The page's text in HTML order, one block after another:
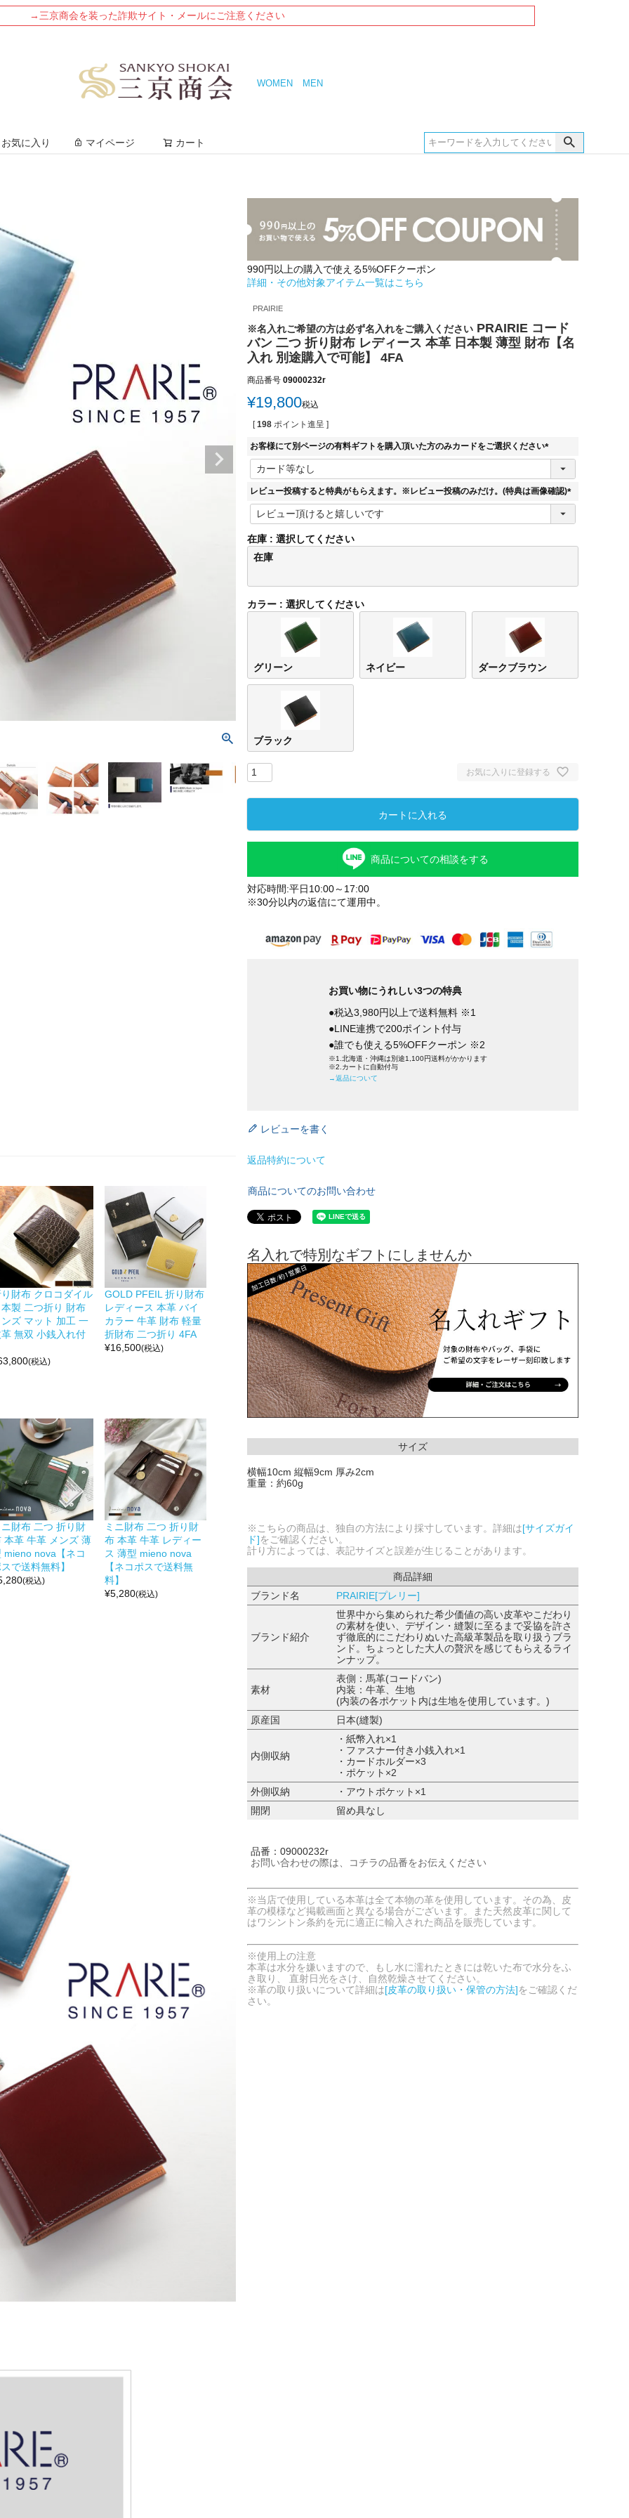
→三京商会を装った詐欺サイト・メールにご注意ください
WOMEN MEN
お気に入り マイページ カート
財布 クロコダイル
製 二つ折り 財布
ズ マット 加工 一
無双 小銭入れ付
(税込)
GOLD PFEIL 折り財布
レディース 本革 バイ
カラー 牛革 財布 軽量
折財布 二つ折り 4FA
¥16,500(税込)
財布 二つ 折り財
本革 牛革 メンズ 薄
mieno nova【ネコ
で送料無料】
(税込)
ミニ財布 二つ 折り財
布 本革 牛革 レディー
ス 薄型 mieno nova
【ネコポスで送料無
料】
¥5,280(税込)
990円以上の購入で使える5%OFFクーポン
詳細・その他対象アイテム一覧はこちら
PRAIRIE
※名入れご希望の方は必ず名入れをご購入ください PRAIRIE コード
バン 二つ 折り財布 レディース 本革 日本製 薄型 財布【名
入れ 別途購入で可能】 4FA
商品番号 09000232r
¥19,800税込
[ 198 ポイント進呈 ]
お客様にて別ページの有料ギフトを購入頂いた方のみカードをご選択ください
(
須
レビュー投稿すると特典がもらえます。※レビュー投稿のみだけ。(特典は画像確認)
(
)
在庫
選択してください
在庫
カラー 選択してください
グリーン ネイビー ダークブラウン
ブラック
お気に入りに登録する
カートに入れる
商品についての相談をする
対応時間:平日10:00～17:00
※30分以内の返信にて運用中。
お買い物にうれしい3つの特典
●税込3,980円以上で送料無料 ※1
●LINE連携で200ポイント付与
●誰でも使える5%OFFクーポン ※2
※1.北海道・沖縄は別途1,100円送料がかかります
※2.カートに自動付与
→返品について
レビューを書く
返品特約について
商品についてのお問い合わせ
名入れで特別なギフトにしませんか
サイズ
横幅10cm 縦幅9cm 厚み2cm
重量：約60g
※こちらの商品は、独自の方法により採寸しています。詳細は[サイズガイ
ド]をご確認ください。
計り方によっては、表記サイズと誤差が生じることがあります。
商品詳細
ブランド名
PRAIRIE[プレリー]
ブランド紹介
世界中から集められた希少価値の高い皮革やこだわり
の素材を使い、デザイン・縫製に至るまで妥協を許さ
ず徹底的にこだわりぬいた高級革製品を取り扱うブラ
ンド。ちょっとした大人の贅沢を感じてもらえるライ
ンナップ。
素材
表側：馬革(コードバン)
内装：牛革、生地
(内装の各ポケット内は生地を使用しています。)
原産国
日本(縫製)
内側収納
・紙幣入れ×1
・ファスナー付き小銭入れ×1
・カードホルダー×3
・ポケット×2
外側収納
・アウトポケット×1
開閉
留め具なし
品番：09000232r
お問い合わせの際は、コチラの品番をお伝えください
※当店で使用している本革は全て本物の革を使用しています。その為、皮
革の模様など掲載画面と異なる場合がございます。また天然皮革に関して
はワシントン条約を元に適正に輸入された商品を販売しています。
※使用上の注意
本革は水分を嫌いますので、もし水に濡れたときには乾いた布で水分をふ
き取り、 直射日光をさけ、自然乾燥させてください。
※革の取り扱いについて詳細は[皮革の取り扱い・保管の方法]をご確認くだ
さい。